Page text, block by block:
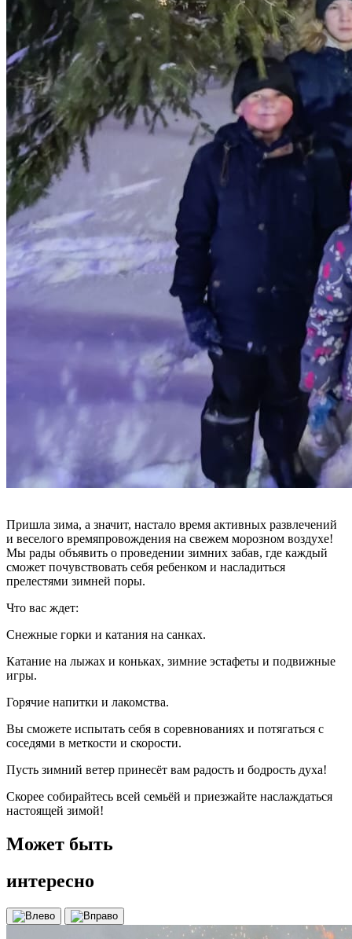
Пришла зима, а значит, настало время активных развлечений
и веселого времяпровождения на свежем морозном воздухе!
Мы рады объявить о проведении зимних забав, где каждый
сможет почувствовать себя ребенком и насладиться
прелестями зимней поры.
Что вас ждет:
Снежные горки и катания на санках.
Катание на лыжах и коньках, зимние эстафеты и подвижные
игры.
Горячие напитки и лакомства.
Вы сможете испытать себя в соревнованиях и потягаться с
соседями в меткости и скорости.
Пусть зимний ветер принесёт вам радость и бодрость духа!
Скорее собирайтесь всей семьёй и приезжайте наслаждаться
настоящей зимой!
Может быть
интересно